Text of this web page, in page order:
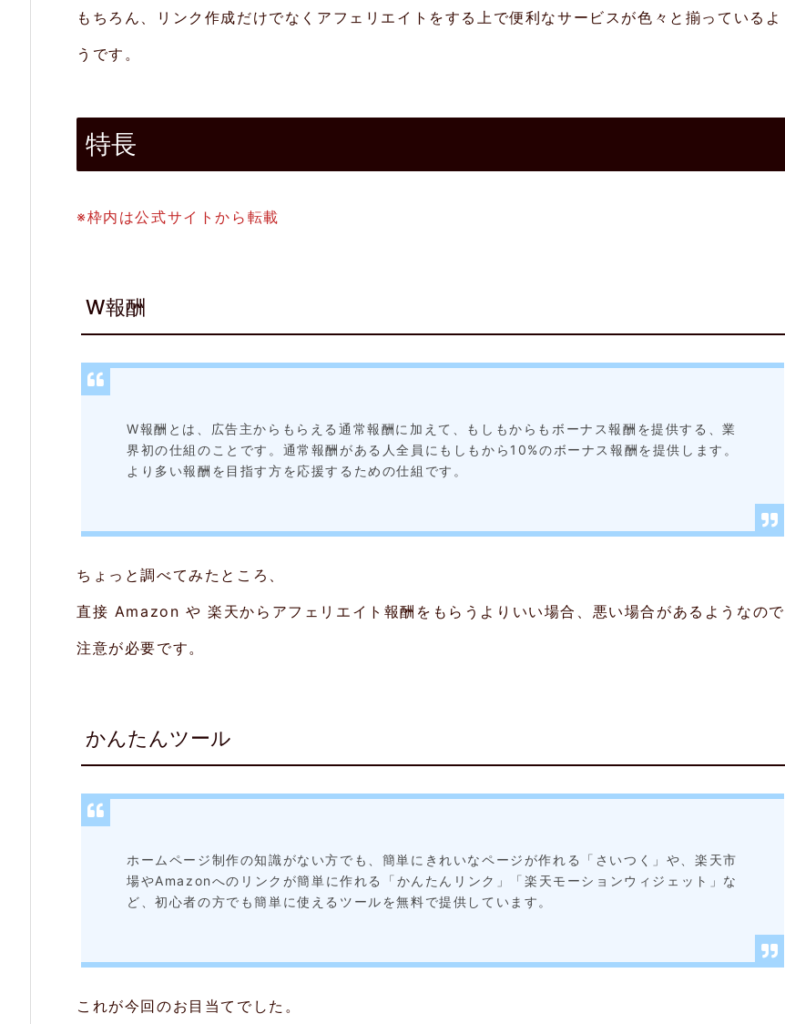
特
W
報
か
ん
た
ツ
ー
教
育
サ
ス
もちろん、リンク作成だけでなくアフェリエイトをする上で便利なサービスが色々と揃っているよ
うです。
特長
※枠内は公式サイトから転載
W報酬
W報酬とは、広告主からもらえる通常報酬に加えて、もしもからもボーナス報酬を提供する、業
界初の仕組のことです。通常報酬がある人全員にもしもから10%のボーナス報酬を提供します。
より多い報酬を目指す方を応援するための仕組です。
ちょっと調べてみたところ、
直接 Amazon や 楽天からアフェリエイト報酬をもらうよりいい場合、悪い場合があるようなので
注意が必要です。
かんたんツール
ホームページ制作の知識がない方でも、簡単にきれいなページが作れる「さいつく」や、楽天市
場やAmazonへのリンクが簡単に作れる「かんたんリンク」「楽天モーションウィジェット」な
ど、初心者の方でも簡単に使えるツールを無料で提供しています。
これが今回のお目当てでした。